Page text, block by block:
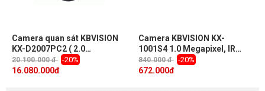
Camera quan sát KBVISION
KX-D2007PC2 ( 2.0
Megapixel, hồng ngoại
150m)
20.100.000 đ -20%
16.080.000đ
Camera KBVISION KX-
1001S4 1.0 Megapixel, IR
20m, F2.8mm, IP67, vỏ kim
loại, Camera 4 in 1
840.000 đ -20%
672.000đ